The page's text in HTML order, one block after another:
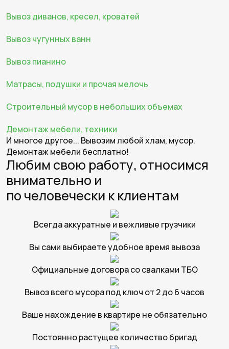
Вывоз диванов, кресел, кроватей
Вывоз чугунных ванн
Вывоз пианино
Матрасы, подушки и прочая мелочь
Строительный мусор в небольших объемах
Демонтаж мебели, техники
И многое другое... Вывозим любой хлам, мусор.
Демонтаж мебели бесплатно!
Любим свою работу, относимся
внимательно и
по человечески к клиентам
Всегда аккуратные и вежливые грузчики
Вы сами выбираете удобное время вывоза
Официальные договора со свалками ТБО
Вывоз всего мусора под ключ от 2 до 6 часов
Ваше нахождение в квартире не обязательно
Постоянно растущее количество бригад